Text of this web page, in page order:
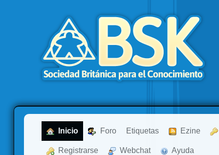
Inicio Foro Etiquetas Ezine
Registrarse Webchat Ayuda